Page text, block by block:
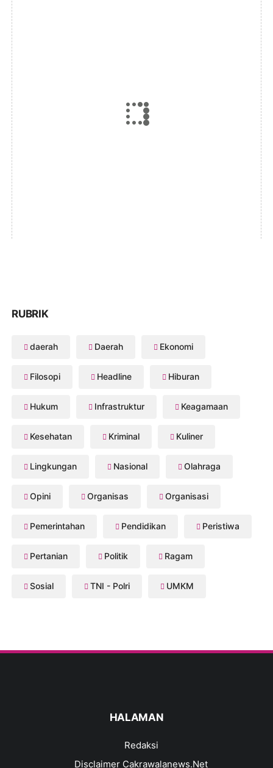
RUBRIK
daerah Daerah Ekonomi
Filosopi Headline Hiburan
Hukum Infrastruktur Keagamaan
Kesehatan Kriminal Kuliner
Lingkungan Nasional Olahraga
Opini Organisas Organisasi
Pemerintahan Pendidikan Peristiwa
Pertanian Politik Ragam
Sosial TNI - Polri UMKM
HALAMAN
Redaksi
Disclaimer Cakrawalanews.Net